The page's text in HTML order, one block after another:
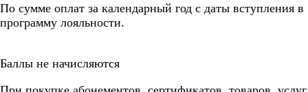
По сумме оплат за календарный год с даты вступления в
программу лояльности.
Баллы не начисляются